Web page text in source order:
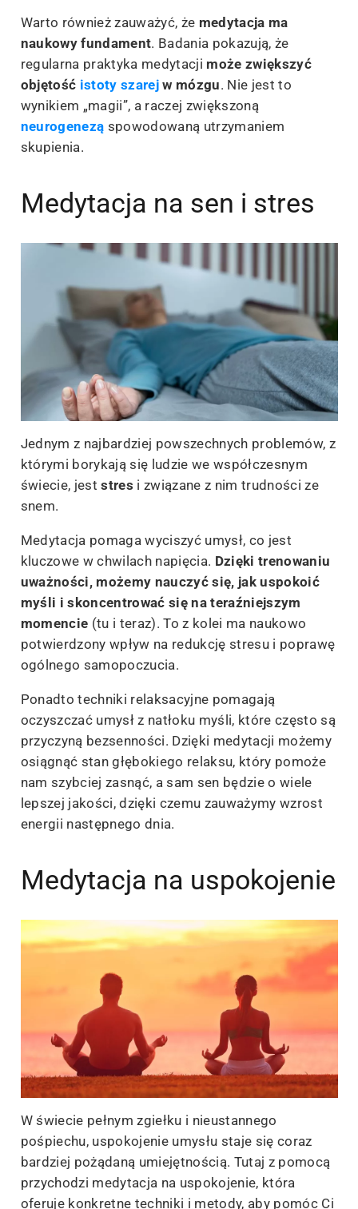
Warto również zauważyć, że medytacja ma
naukowy fundament. Badania pokazują, że
regularna praktyka medytacji może zwiększyć
objętość istoty szarejw mózgu. Nie jest to
wynikiem „magii”, a raczej zwiększoną
neurogenezą spowodowaną utrzymaniem
skupienia.
Medytacja na sen i stres
Jednym z najbardziej powszechnych problemów, z
którymi borykają się ludzie we współczesnym
świecie, jeststres i związane z nim trudności ze
snem.
Medytacja pomaga wyciszyć umysł, co jest
kluczowe w chwilach napięcia. Dzięki trenowaniu
uważności, możemy nauczyć się, jak uspokoić
myśli i skoncentrować się na teraźniejszym
momencie (tu i teraz). To z kolei ma naukowo
potwierdzony wpływ na redukcję stresu i poprawę
ogólnego samopoczucia.
Ponadto techniki relaksacyjne pomagają
oczyszczać umysł z natłoku myśli, które często są
przyczyną bezsenności. Dzięki medytacji możemy
osiągnąć stan głębokiego relaksu, który pomoże
nam szybciej zasnąć, a sam sen będzie o wiele
lepszej jakości, dzięki czemu zauważymy wzrost
energii następnego dnia.
Medytacja na uspokojenie
W świecie pełnym zgiełku i nieustannego
pośpiechu, uspokojenie umysłu staje się coraz
bardziej pożądaną umiejętnością. Tutaj z pomocą
przychodzi medytacja na uspokojenie, która
oferuje konkretne techniki i metody, aby pomóc Ci